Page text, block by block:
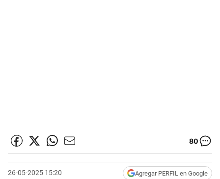
80
26-05-2025 15:20 Agregar PERFIL en Google